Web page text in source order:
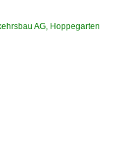
AG, Hoppegarten